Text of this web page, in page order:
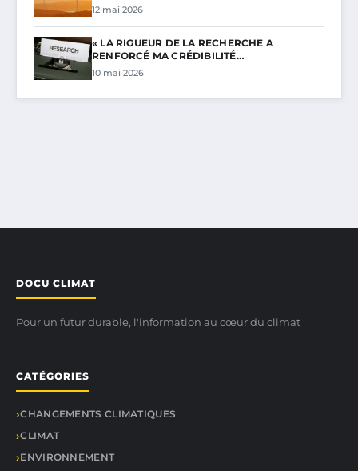
12 mai 2026
« LA RIGUEUR DE LA RECHERCHE A
RENFORCÉ MA CRÉDIBILITÉ…
10 mai 2026
DOCU CLIMAT
Pour un futur durable, l'information au cœur du climat
CATÉGORIES
CHANGEMENTS CLIMATIQUES
CLIMAT
ENVIRONNEMENT